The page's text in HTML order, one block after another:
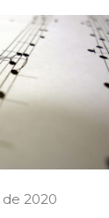
2020